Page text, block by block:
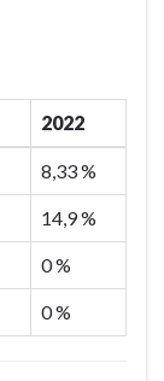
2022
8,33 %
14,9 %
0 %
0 %